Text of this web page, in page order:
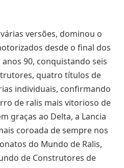
versões, dominou o
desde o final dos
90, conquistando seis
quatro títulos de
individuais, confirmando
de ralis mais vitorioso de
graças ao Delta, a Lancia
coroada de sempre nos
do Mundo de Ralis,
de Construtores de